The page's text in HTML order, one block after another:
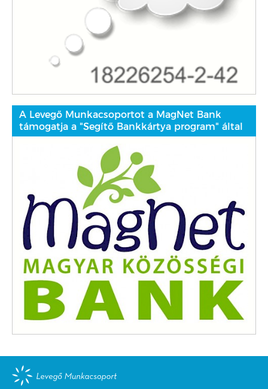
A Levegő Munkacsoportot a MagNet Bank
támogatja a "Segítő Bankkártya program" által